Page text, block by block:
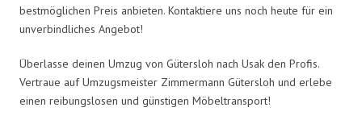
bestmöglichen Preis anbieten. Kontaktiere uns noch heute für ein
unverbindliches Angebot!
Überlasse deinen Umzug von Gütersloh nach Usak den Profis.
Vertraue auf Umzugsmeister Zimmermann Gütersloh und erlebe
einen reibungslosen und günstigen Möbeltransport!